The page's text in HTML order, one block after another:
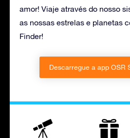
amor! Viaje através do nosso
as nossas estrelas e planetas
Finder!
Descarregue a app OSR